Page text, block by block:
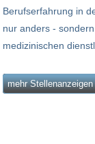
Berufserfahrung in
nur anders -
medizinischen
mehr Stellenanzeigen